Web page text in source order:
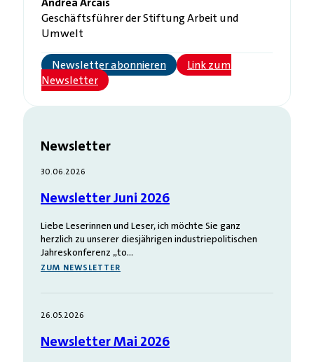
Geschäftsführer der Stiftung Arbeit und
Umwelt
Newsletter abonnieren
Link zum
Newsletter
Newsletter
30.06.2026
Newsletter Juni 2026
Liebe Leserinnen und Leser, ich möchte Sie ganz
herzlich zu unserer diesjährigen industriepolitischen
Jahreskonferenz „to…
ZUM NEWSLETTER
26.05.2026
Newsletter Mai 2026